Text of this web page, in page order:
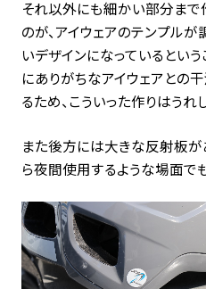
それ以外にも細かい部分まで
のが、アイウェアのテンプル
いデザインになっているとい
にありがちなアイウェアとの
るため、こういった作りはうれ
また後方には大きな反射板が
ら夜間使用するような場面で